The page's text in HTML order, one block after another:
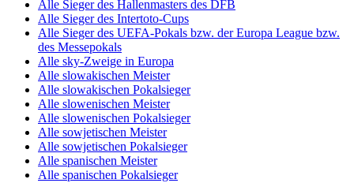
Alle Sieger des Hallenmasters des DFB
Alle Sieger des Intertoto-Cups
Alle Sieger des UEFA-Pokals bzw. der Europa League bzw.
des Messepokals
Alle sky-Zweige in Europa
Alle slowakischen Meister
Alle slowakischen Pokalsieger
Alle slowenischen Meister
Alle slowenischen Pokalsieger
Alle sowjetischen Meister
Alle sowjetischen Pokalsieger
Alle spanischen Meister
Alle spanischen Pokalsieger